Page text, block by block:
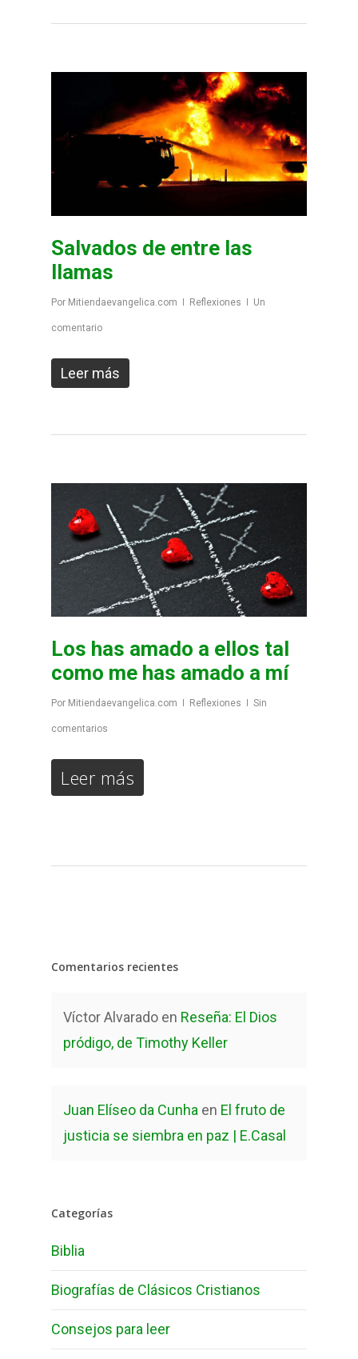
Salvados de entre las
llamas
Por Mitiendaevangelica.com Reflexiones Un
comentario
Leer más
Los has amado a ellos tal
como me has amado a mí
Por Mitiendaevangelica.com Reflexiones Sin
comentarios
Leer más
Comentarios recientes
Víctor Alvarado en Reseña: El Dios
pródigo, de Timothy Keller
Juan Elíseo da Cunha en El fruto de
justicia se siembra en paz | E.Casal
Categorías
Biblia
Biografías de Clásicos Cristianos
Consejos para leer